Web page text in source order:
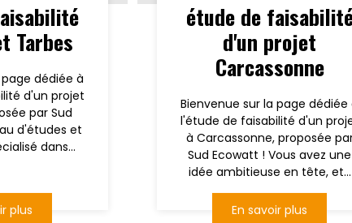
Tarbes
dédiée à
d'un projet
par Sud
d'études et
dans...
plus
étude de
d'un projet
Carcassonne
Bienvenue sur la page dédiée
l'étude de faisabilité d'un
à Carcassonne, proposée
Sud Ecowatt ! Vous avez une
idée ambitieuse en tête, et...
En savoir plus